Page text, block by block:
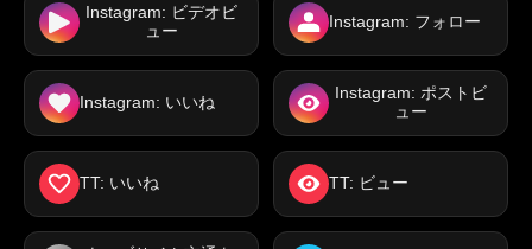
Instagram: ビデオビ
ュー
Instagram: フォロー
Instagram: いいね
Instagram: ポストビ
ュー
TT: いいね TT: ビュー